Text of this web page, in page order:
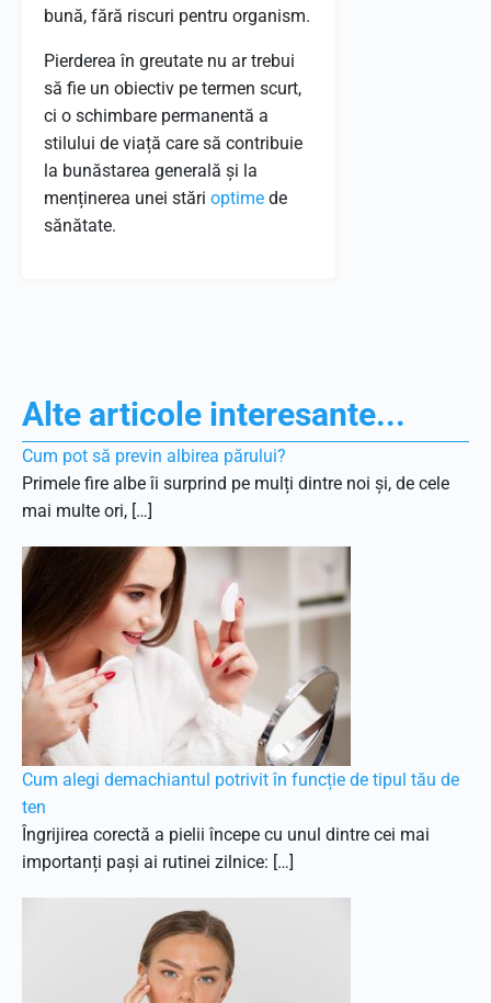
bună, fără riscuri pentru organism.
Pierderea în greutate nu ar trebui
să fie un obiectiv pe termen scurt,
ci o schimbare permanentă a
stilului de viață care să contribuie
la bunăstarea generală și la
menținerea unei stări optime de
sănătate.
Alte articole interesante...
Cum pot să previn albirea părului?
Primele fire albe îi surprind pe mulți dintre noi și, de cele
mai multe ori, […]
Cum alegi demachiantul potrivit în funcție de tipul tău de
ten
Îngrijirea corectă a pielii începe cu unul dintre cei mai
importanți pași ai rutinei zilnice: […]